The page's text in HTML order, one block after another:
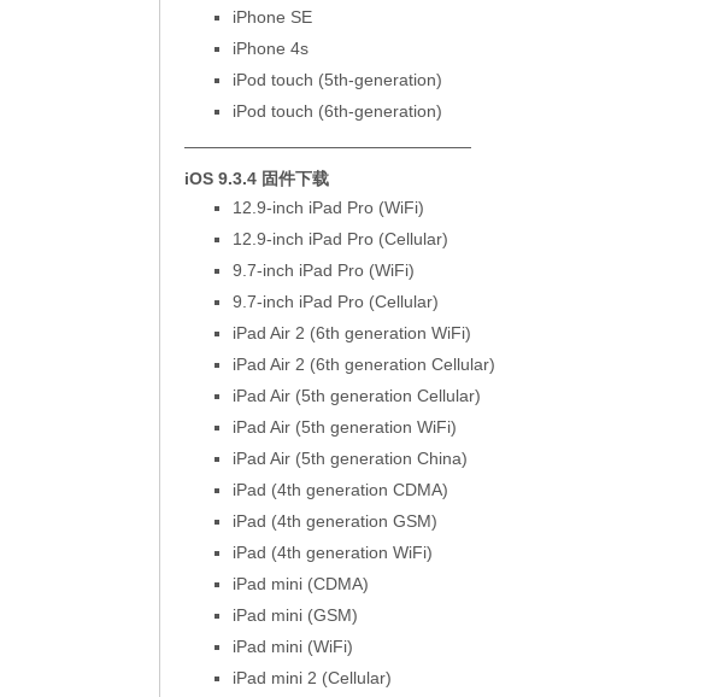
iPhone SE
iPhone 4s
iPod touch (5th-generation)
iPod touch (6th-generation)
—————————————————
iOS 9.3.4 固件下载
12.9-inch iPad Pro (WiFi)
12.9-inch iPad Pro (Cellular)
9.7-inch iPad Pro (WiFi)
9.7-inch iPad Pro (Cellular)
iPad Air 2 (6th generation WiFi)
iPad Air 2 (6th generation Cellular)
iPad Air (5th generation Cellular)
iPad Air (5th generation WiFi)
iPad Air (5th generation China)
iPad (4th generation CDMA)
iPad (4th generation GSM)
iPad (4th generation WiFi)
iPad mini (CDMA)
iPad mini (GSM)
iPad mini (WiFi)
iPad mini 2 (Cellular)